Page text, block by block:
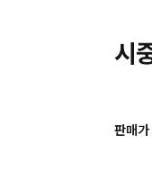
시
판매가